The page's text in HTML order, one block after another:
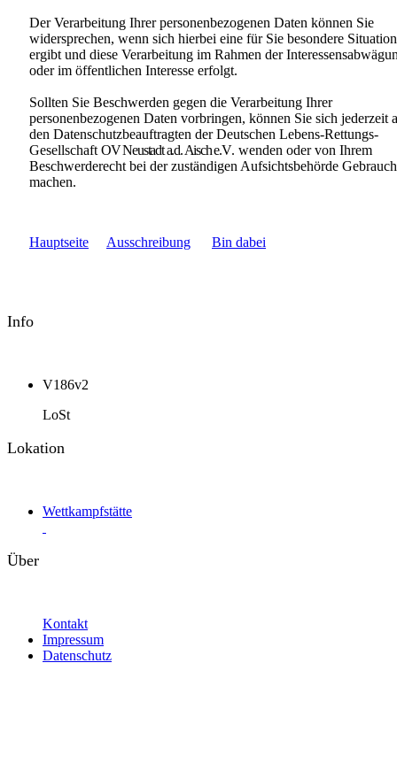
Der Verarbeitung Ihrer personenbezogenen Daten können Sie
widersprechen, wenn sich hierbei eine für Sie besondere Situation
ergibt und diese Verarbeitung im Rahmen der
oder im öffentlichen Interesse erfolgt.
Sollten Sie Beschwerden gegen die Verarbeitung Ihrer
personenbezogenen Daten vorbringen, können Sie sich jederzeit
den Datenschutzbeauftragten der Deutschen Lebens-Rettungs-
Gesellschaft OV Neustadt a.d. Aisch e.V. wenden oder von Ihrem
Beschwerderecht bei der zuständigen Aufsichtsbehörde Gebrauch
machen.
Hauptseite Ausschreibung Bin dabei
Info
V186v2
LoSt
Lokation
Wettkampfstätte
Über
Kontakt
Impressum
Datenschutz